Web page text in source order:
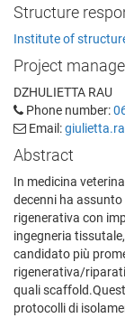
Structure
Institute of
Project
DZHULIETTA RAU
Phone number:
Email:
Abstract
In medicina
decenni ha
rigenerativa con
ingegneria
candidato più
rigenerativa/
quali
protocolli di